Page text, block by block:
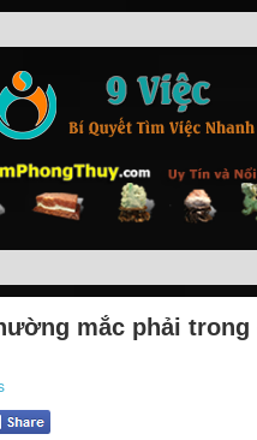
mắc phải